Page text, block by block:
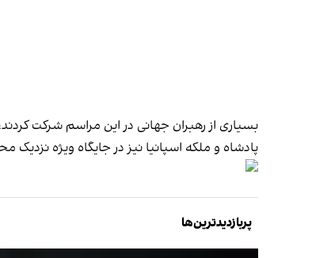
بسیاری از رهبران جهانی در این مراسم شرکت
پادشاه و ملکه اسپانیا نیز در جایگاه ویژه
پربازدیدترین‌ها